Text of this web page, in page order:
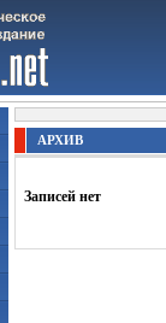
АРХИВ
Записей нет